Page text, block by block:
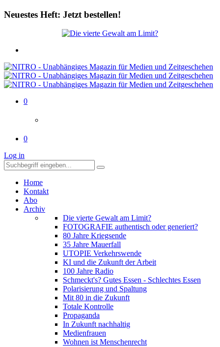
Neuestes Heft: Jetzt bestellen!
0
0
Log in
Home
Kontakt
Abo
Archiv
Die vierte Gewalt am Limit?
FOTOGRAFIE authentisch oder generiert?
80 Jahre Kriegsende
35 Jahre Mauerfall
UTOPIE Verkehrswende
KI und die Zukunft der Arbeit
100 Jahre Radio
Schmeckt's? Gutes Essen - Schlechtes Essen
Polarisierung und Spaltung
Mit 80 in die Zukunft
Totale Kontrolle
Propaganda
In Zukunft nachhaltig
Medienfrauen
Wohnen ist Menschenrecht